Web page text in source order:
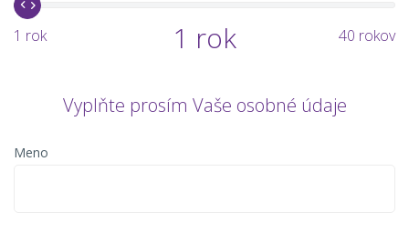
1 rok 1 rok 40 rokov
Vyplňte prosím Vaše osobné údaje
Meno